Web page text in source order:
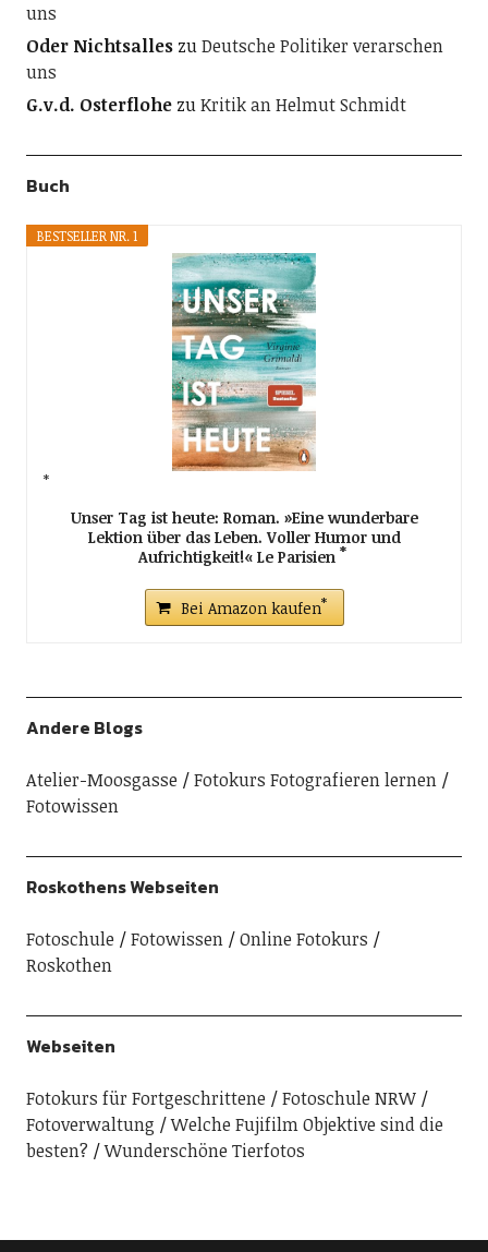
uns
Oder NichtsalleszuDeutsche Politiker verarschen
uns
G.v.d. OsterflohezuKritik an Helmut Schmidt
Buch
BESTSELLER NR. 1
Unser Tag ist heute: Roman. »Eine wunderbare
Lektion über das Leben. Voller Humor und
Aufrichtigkeit!« Le Parisien
Bei Amazon kaufen
Andere Blogs
Atelier-Moosgasse
Fotokurs Fotografieren lernen
Fotowissen
Roskothens Webseiten
Fotoschule Fotowissen
Online Fotokurs
Roskothen
Webseiten
Fotokurs für Fortgeschrittene
Fotoschule NRW
Fotoverwaltung
Welche Fujifilm Objektive sind die
besten?
Wunderschöne Tierfotos